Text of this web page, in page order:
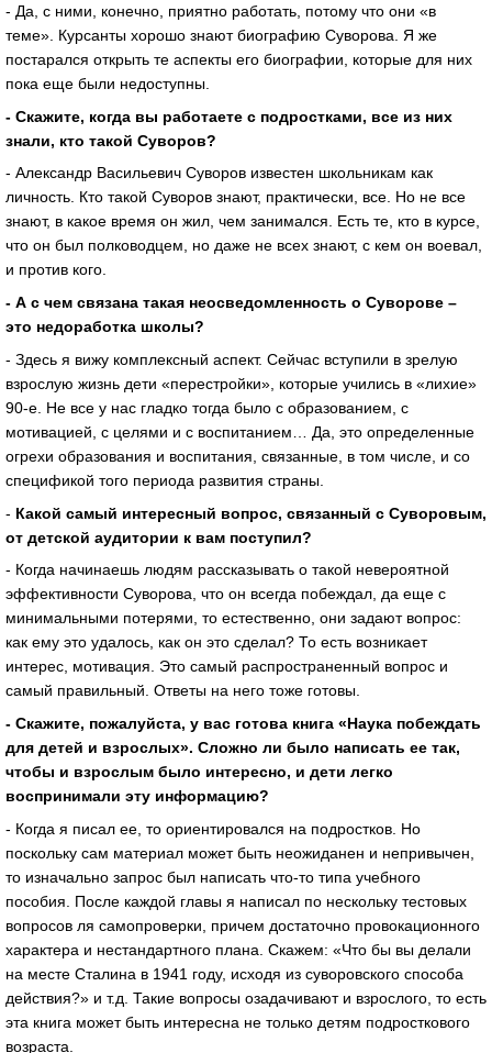
- Да, с ними, конечно, приятно работать, потому что они «в
теме». Курсанты хорошо знают биографию Суворова. Я же
постарался открыть те аспекты его биографии, которые для них
пока еще были недоступны.
- Скажите, когда вы работаете с подростками, все из них
знали, кто такой Суворов?
- Александр Васильевич Суворов известен школьникам как
личность. Кто такой Суворов знают, практически, все. Но не все
знают, в какое время он жил, чем занимался. Есть те, кто в курсе,
что он был полководцем, но даже не всех знают, с кем он воевал,
и против кого.
- А с чем связана такая неосведомленность о Суворове –
это недоработка школы?
- Здесь я вижу комплексный аспект. Сейчас вступили в зрелую
взрослую жизнь дети «перестройки», которые учились в «лихие»
90-е. Не все у нас гладко тогда было с образованием, с
мотивацией, с целями и с воспитанием… Да, это определенные
огрехи образования и воспитания, связанные, в том числе, и со
спецификой того периода развития страны.
- Какой самый интересный вопрос, связанный с Суворовым,
от детской аудитории к вам поступил?
- Когда начинаешь людям рассказывать о такой невероятной
эффективности Суворова, что он всегда побеждал, да еще с
минимальными потерями, то естественно, они задают вопрос:
как ему это удалось, как он это сделал? То есть возникает
интерес, мотивация. Это самый распространенный вопрос и
самый правильный. Ответы на него тоже готовы.
- Скажите, пожалуйста, у вас готова книга «Наука побеждать
для детей и взрослых». Сложно ли было написать ее так,
чтобы и взрослым было интересно, и дети легко
воспринимали эту информацию?
- Когда я писал ее, то ориентировался на подростков. Но
поскольку сам материал может быть неожиданен и непривычен,
то изначально запрос был написать что-то типа учебного
пособия. После каждой главы я написал по нескольку тестовых
вопросов ля самопроверки, причем достаточно провокационного
характера и нестандартного плана. Скажем: «Что бы вы делали
на месте Сталина в 1941 году, исходя из суворовского способа
действия?» и т.д. Такие вопросы озадачивают и взрослого, то есть
эта книга может быть интересна не только детям подросткового
возраста.